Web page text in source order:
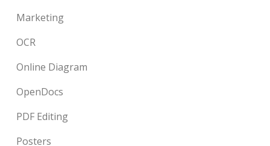
Marketing
OCR
Online Diagram
OpenDocs
PDF Editing
Posters